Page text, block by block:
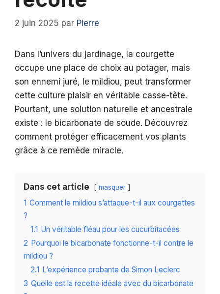
2 juin 2025 par Pierre
Dans l’univers du jardinage, la courgette
occupe une place de choix au potager, mais
son ennemi juré, le mildiou, peut transformer
cette culture plaisir en véritable casse-tête.
Pourtant, une solution naturelle et ancestrale
existe : le bicarbonate de soude. Découvrez
comment protéger efficacement vos plants
grâce à ce remède miracle.
Dans cet article masquer
1 Comment le mildiou s’attaque-t-il aux courgettes
?
1.1 Un véritable fléau pour les cucurbitacées
2 Pourquoi le bicarbonate fonctionne-t-il contre le
mildiou ?
2.1 L’expérience probante de Simon Leclerc
3 Quelle est la recette idéale avec du bicarbonate